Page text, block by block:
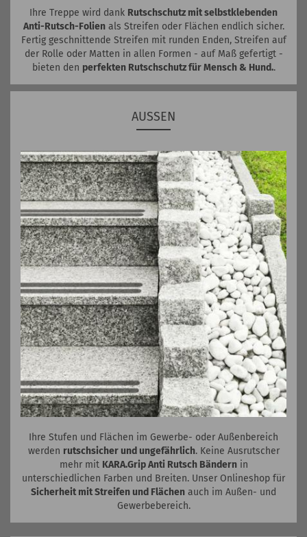
Ihre Treppe wird dank Rutschschutz mit selbstklebenden
Anti-Rutsch-Folienals Streifen oder Flächen endlich sicher.
Fertig geschnittende Streifen mit runden Enden, Streifen auf
der Rolle oder Matten in allen Formen - auf Maß gefertigt -
bieten den perfekten Rutschschutz für Mensch & Hund..
AUSSEN
Ihre Stufen und Flächen im Gewerbe- oder Außenbereich
werden rutschsicher und ungefährlich. Keine Ausrutscher
mehr mit KARA.Grip Anti Rutsch Bändernin
unterschiedlichen Farben und Breiten. Unser Onlineshop für
Sicherheit mit Streifen und Flächen auch im Außen- und
Gewerbebereich.